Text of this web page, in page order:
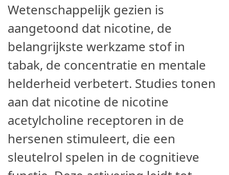
Wetenschappelijk gezien is
aangetoond dat nicotine, de
belangrijkste werkzame stof in
tabak, de concentratie en mentale
helderheid verbetert. Studies tonen
aan dat nicotine de nicotine
acetylcholine receptoren in de
hersenen stimuleert, die een
sleutelrol spelen in de cognitieve